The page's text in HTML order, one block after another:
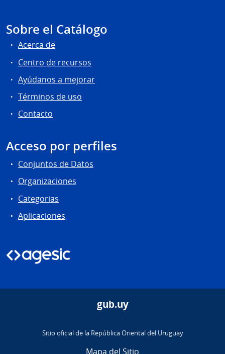
Sobre el Catálogo
Acerca de
Centro de recursos
Ayúdanos a mejorar
Términos de uso
Contacto
Acceso por perfiles
Conjuntos de Datos
Organizaciones
Categorias
Aplicaciones
gub.uy
Sitio oficial de la República Oriental del Uruguay
Mapa del Sitio